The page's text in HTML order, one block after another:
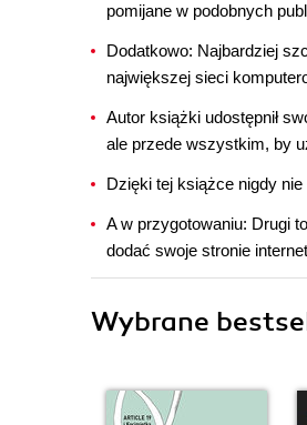
pomijane w podobnych
Dodatkowo: Najbardziej
największej sieci
Autor książki udostępnił
ale przede wszystkim, by
Dzięki tej książce nigdy
A w przygotowaniu: Drugi
dodać swoje stronie
Wybrane